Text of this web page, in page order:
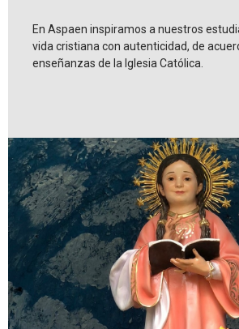
En Aspaen inspiramos a nuestros
vida cristiana con autenticidad, de
enseñanzas de la Iglesia Católica.